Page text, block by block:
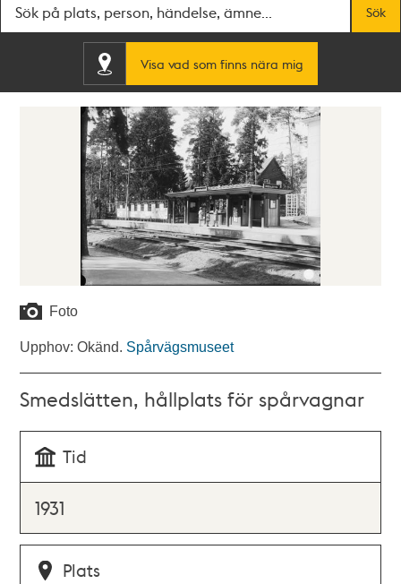
Sök
Visa vad som finns nära mig
Foto
Upphov: Okänd. Spårvägsmuseet
Smedslätten, hållplats för spårvagnar
Tid
1931
Plats